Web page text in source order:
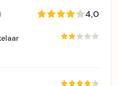
4,0